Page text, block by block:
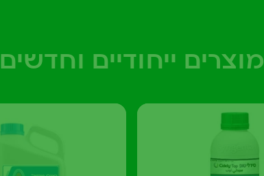
מוצרים ייחודיים וחדשים